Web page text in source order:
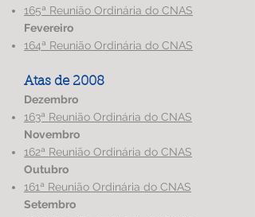
165ª Reunião Ordinária do CNAS
Fevereiro
164ª Reunião Ordinária do CNAS
Atas de 2008
Dezembro
163ª Reunião Ordinária do CNAS
Novembro
162ª Reunião Ordinária do CNAS
Outubro
161ª Reunião Ordinária do CNAS
Setembro